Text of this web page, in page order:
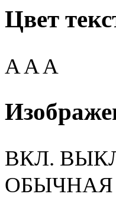
Цвет
AAA
ВКЛ.
ОБЫЧНАЯ